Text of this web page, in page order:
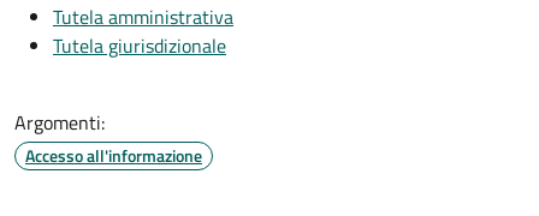
Tutela amministrativa
Tutela giurisdizionale
Argomenti:
Accesso all'informazione